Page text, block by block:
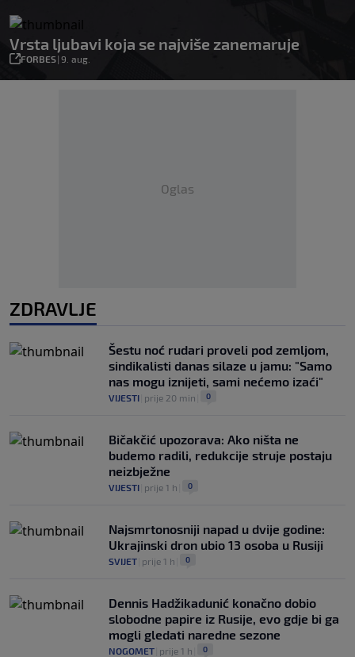
Vrsta ljubavi koja se najviše zanemaruje
FORBES| 9. aug.
Oglas
ZDRAVLJE
Šestu noć rudari proveli pod zemljom,
sindikalisti danas silaze u jamu: "Samo
nas mogu iznijeti, sami nećemo izaći"
VIJESTI prije 20 min 0
Bičakčić upozorava: Ako ništa ne
budemo radili, redukcije struje postaju
neizbježne
VIJESTI prije 1 h 0
Najsmrtonosniji napad u dvije godine:
Ukrajinski dron ubio 13 osoba u Rusiji
SVIJET prije 1 h 0
Dennis Hadžikadunić konačno dobio
slobodne papire iz Rusije, evo gdje bi ga
mogli gledati naredne sezone
NOGOMET prije 1 h 0